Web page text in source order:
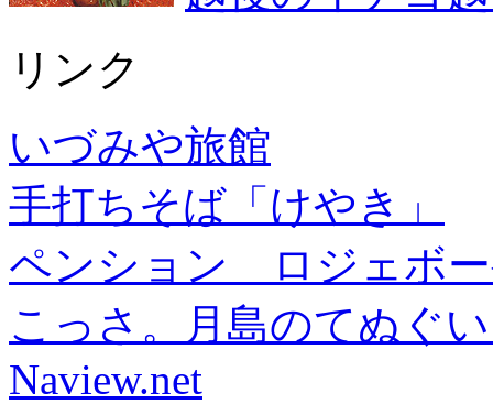
リンク
いづみや旅館
手打ちそば「けやき」
ペンション ロジェボ
こっさ。月島のてぬぐ
Naview.net